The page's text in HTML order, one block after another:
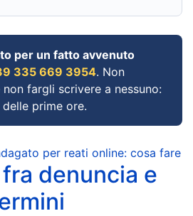
per un fatto avvenuto
335 669 3954. Non
fargli scrivere a nessuno:
prime ore.
per reati online: cosa fare
denuncia e